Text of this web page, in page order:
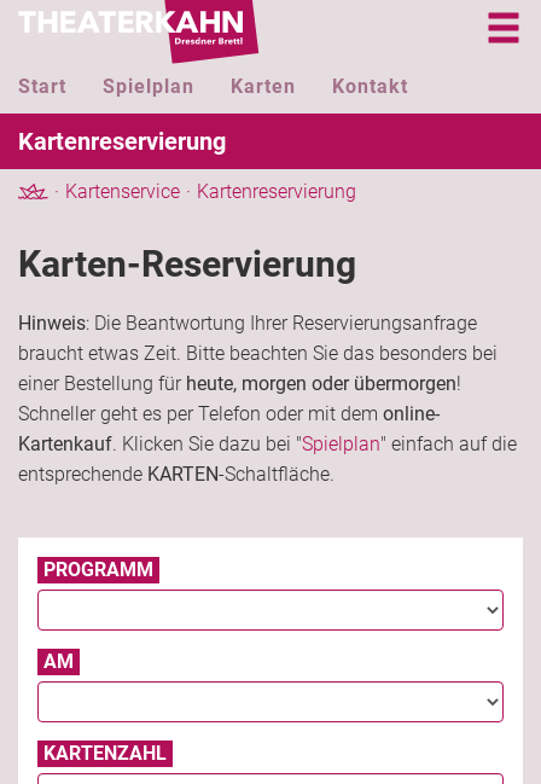
Start Spielplan Karten Kontakt
Kartenreservierung
Kartenservice Kartenreservierung
Karten-Reservierung
Hinweis: Die Beantwortung Ihrer Reservierungsanfrage
braucht etwas Zeit. Bitte beachten Sie das besonders bei
einer Bestellung für heute, morgen oder übermorgen!
Schneller geht es per Telefon oder mit dem online-
Kartenkauf. Klicken Sie dazu bei "Spielplan" einfach auf die
entsprechende KARTEN-Schaltfläche.
PROGRAMM
AM
KARTENZAHL